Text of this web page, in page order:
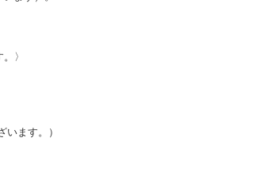
〉
ます。）